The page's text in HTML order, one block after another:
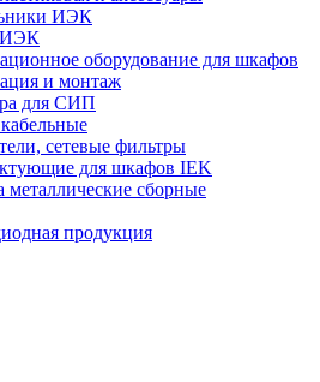
ИЭК
оборудование для шкафов
и монтаж
для СИП
сетевые фильтры
для шкафов IEK
металлические сборные
продукция